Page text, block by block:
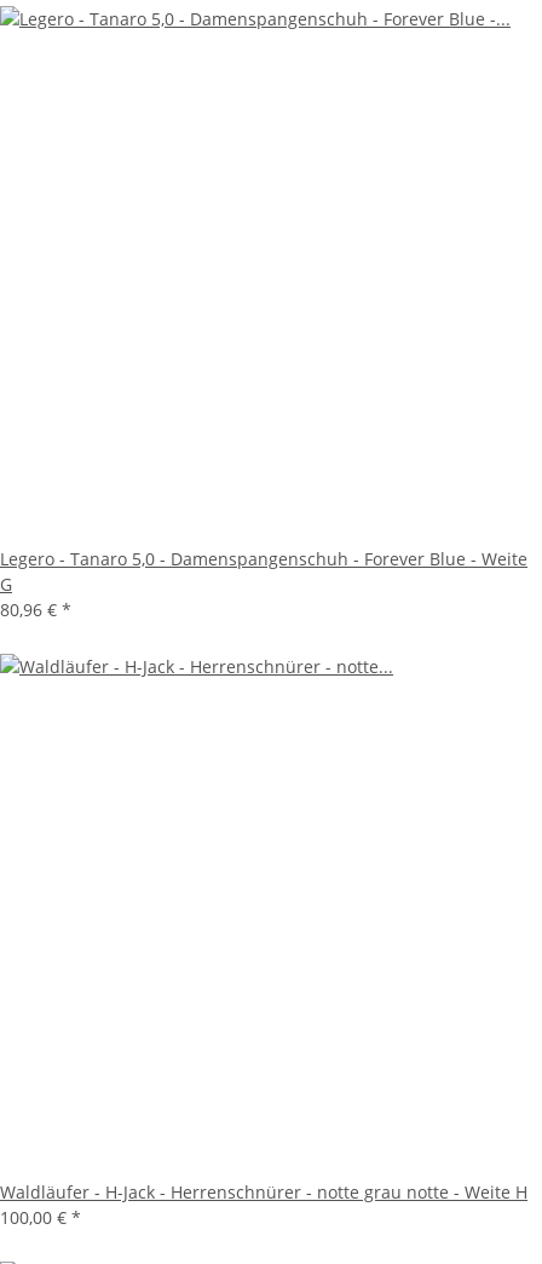
Legero - Tanaro 5,0 - Damenspangenschuh - Forever Blue - Weite
G
80,96 € *
Waldläufer - H-Jack - Herrenschnürer - notte grau notte - Weite H
100,00 € *